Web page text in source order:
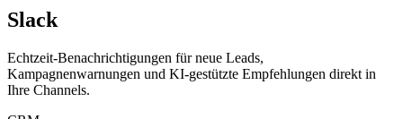
Slack
Echtzeit-Benachrichtigungen für neue Leads,
Kampagnenwarnungen und KI-gestützte Empfehlungen direkt in
Ihre Channels.